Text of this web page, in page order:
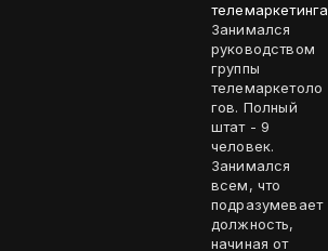
телемаркетинга
Занимался
руководством
группы
телемаркетоло
гов. Полный
штат - 9
человек.
Занимался
всем, что
подразумевает
должность,
начиная от